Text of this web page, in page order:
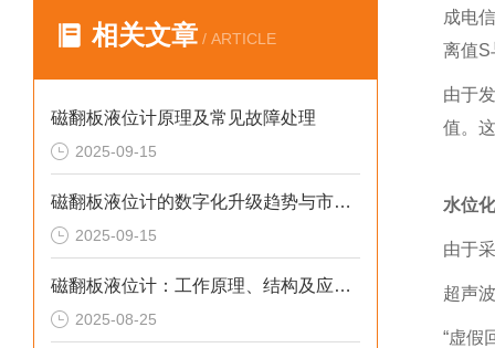
相关文章 / ARTICLE
磁翻板液位计原理及常见故障处理
2025-09-15
磁翻板液位计的数字化升级趋势与市场前景：技术解析与原理解析
2025-09-15
磁翻板液位计：工作原理、结构及应用全解析
2025-08-25
成电
离值S
由于
值。
水位
由于
超声
“虚假